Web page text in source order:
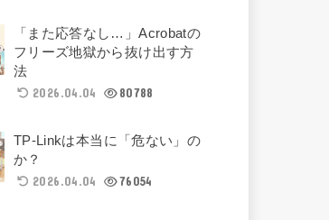
「また応答なし…」Acrobatの
フリーズ地獄から抜け出す方
法
2026.04.04
80788
TP-Linkは本当に「危ない」の
か？
2026.04.04
76054